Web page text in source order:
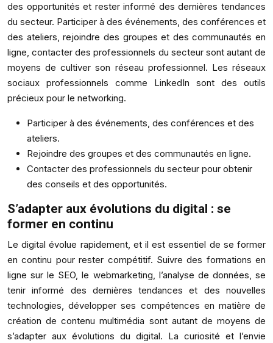
des opportunités et rester informé des dernières tendances
du secteur. Participer à des événements, des conférences et
des ateliers, rejoindre des groupes et des communautés en
ligne, contacter des professionnels du secteur sont autant de
moyens de cultiver son réseau professionnel. Les réseaux
sociaux professionnels comme LinkedIn sont des outils
précieux pour le networking.
Participer à des événements, des conférences et des
ateliers.
Rejoindre des groupes et des communautés en ligne.
Contacter des professionnels du secteur pour obtenir
des conseils et des opportunités.
S’adapter aux évolutions du digital : se
former en continu
Le digital évolue rapidement, et il est essentiel de se former
en continu pour rester compétitif. Suivre des formations en
ligne sur le SEO, le webmarketing, l’analyse de données, se
tenir informé des dernières tendances et des nouvelles
technologies, développer ses compétences en matière de
création de contenu multimédia sont autant de moyens de
s’adapter aux évolutions du digital. La curiosité et l’envie